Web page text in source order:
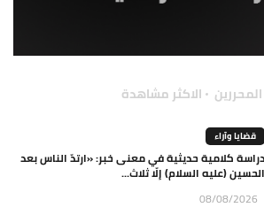
المحررين الاكثر مشاهدة
قضايا وآراء
دراسة كلامية حديثية في معنى خبر: «ارتدّ الناس بعد
الحسين (عليه السلام) إلّا ثلاث...
08/08/2026